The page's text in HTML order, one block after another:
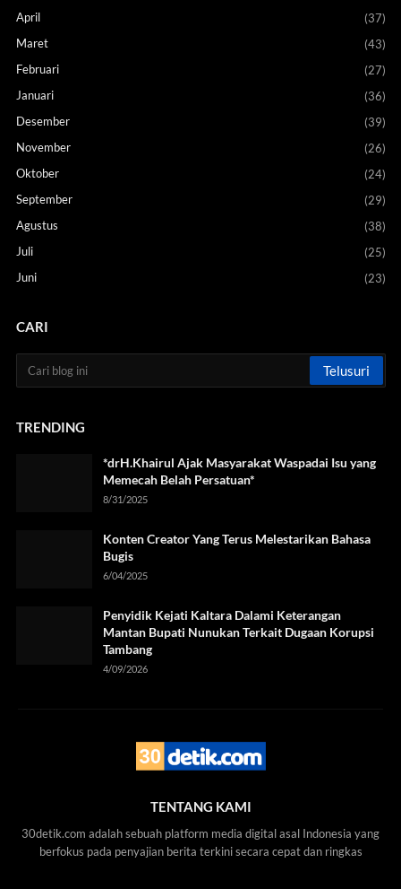
April
(37)
Maret
(43)
Februari
(27)
Januari
(36)
Desember
(39)
November
(26)
Oktober
(24)
September
(29)
Agustus
(38)
Juli
(25)
Juni
(23)
CARI
TRENDING
*drH.Khairul Ajak Masyarakat Waspadai Isu yang
Memecah Belah Persatuan*
8/31/2025
Konten Creator Yang Terus Melestarikan Bahasa
Bugis
6/04/2025
Penyidik Kejati Kaltara Dalami Keterangan
Mantan Bupati Nunukan Terkait Dugaan Korupsi
Tambang
4/09/2026
TENTANG KAMI
30detik.com adalah sebuah platform media digital asal Indonesia yang
berfokus pada penyajian berita terkini secara cepat dan ringkas